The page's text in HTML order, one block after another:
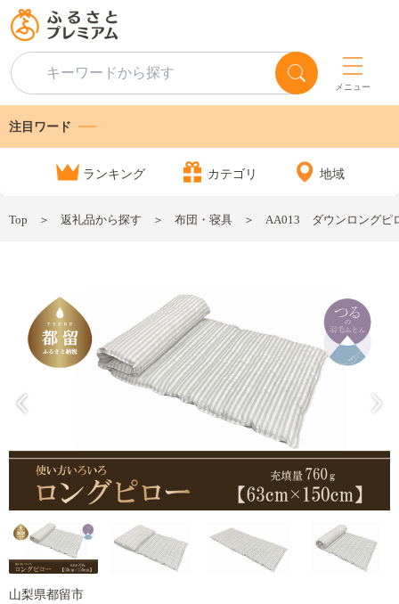
メニュー
注目ワード
ランキング カテゴリ 地域
Top 返礼品から探す 布団・寝具 AA013 ダウンロング
山梨県都留市